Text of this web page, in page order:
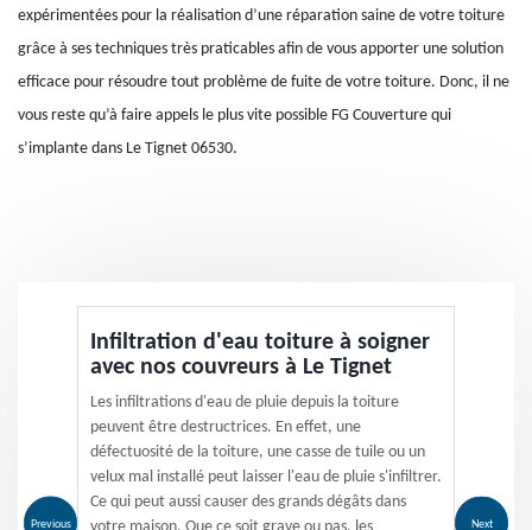
expérimentées pour la réalisation d’une réparation saine de votre toiture
grâce à ses techniques très praticables afin de vous apporter une solution
efficace pour résoudre tout problème de fuite de votre toiture. Donc, il ne
vous reste qu’à faire appels le plus vite possible FG Couverture qui
s’implante dans Le Tignet 06530.
Previous
Infiltration d'eau toiture à soigner
avec nos couvreurs à Le Tignet
Les infiltrations d'eau de pluie depuis la toiture
peuvent être destructrices. En effet, une
défectuosité de la toiture, une casse de tuile ou un
velux mal installé peut laisser l'eau de pluie s'infiltrer.
Ce qui peut aussi causer des grands dégâts dans
Next